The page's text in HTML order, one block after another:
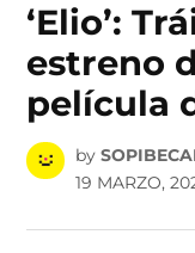
‘Elio’:
estreno
película
by
19 MARZO,